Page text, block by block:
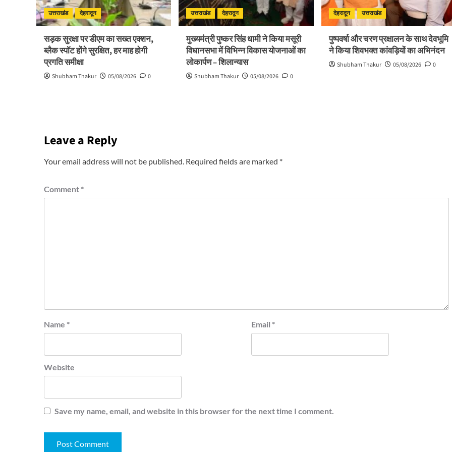
उत्तराखंड देहरादून
सड़क सुरक्षा पर डीएम का सख्त एक्शन,
ब्लैक स्पॉट होंगे सुरक्षित, हर माह होगी
प्रगति समीक्षा
Shubham Thakur 05/08/2026 0
उत्तराखंड देहरादून
मुख्यमंत्री पुष्कर सिंह धामी ने किया मसूरी
विधानसभा में विभिन्न विकास योजनाओं का
लोकार्पण – शिलान्यास
Shubham Thakur 05/08/2026 0
देहरादून उत्तराखंड
पुष्पवर्षा और चरण प्रक्षालन के साथ देवभूमि
ने किया शिवभक्त कांवड़ियों का अभिनंदन
Shubham Thakur 05/08/2026 0
Leave a Reply
Your email address will not be published. Required fields are marked *
Comment *
Name * Email *
Website
Save my name, email, and website in this browser for the next time I comment.